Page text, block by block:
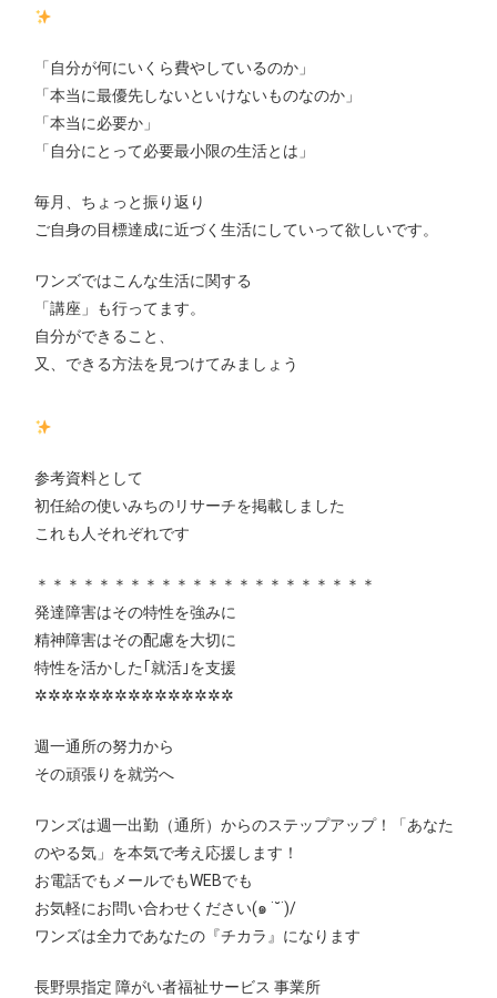
「自分が何にいくら費やしているのか」
「本当に最優先しないといけないものなのか」
「本当に必要か」
「自分にとって必要最小限の生活とは」
毎月、ちょっと振り返り
ご自身の目標達成に近づく生活にしていって欲しいです。
ワンズではこんな生活に関する
「講座」も行ってます。
自分ができること、
又、できる方法を見つけてみましょう
参考資料として
初任給の使いみちのリサーチを掲載しました
これも人それぞれです
＊＊＊＊＊＊＊＊＊＊＊＊＊＊＊＊＊＊＊＊＊＊
発達障害はその特性を強みに
精神障害はその配慮を大切に
特性を活かした｢就活｣を支援
✲✲✲✲✲✲✲✲✲✲✲✲✲✲✲
週一通所の努力から
その頑張りを就労へ
ワンズは週一出勤（通所）からのステップアップ！「あなた
のやる気」を本気で考え応援します！
お電話でもメールでもWEBでも
お気軽にお問い合わせください(๑ ˙˘˙)/
ワンズは全力であなたの『チカラ』になります
長野県指定 障がい者福祉サービス 事業所